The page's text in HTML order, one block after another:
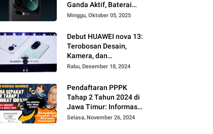
Ganda Aktif, Baterai
7.500 mAh, dan
Tantang iPhone
Minggu, Oktober 05, 2025
Debut HUAWEI nova 13:
Terobosan Desain,
Kamera, dan
Pengalaman Digital
Rabu, Desember 18, 2024
Pendaftaran PPPK
Tahap 2 Tahun 2024 di
Jawa Timur: Informasi
Lengkap untuk Guru
Selasa, November 26, 2024